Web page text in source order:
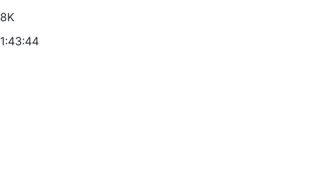
8K
1:43:44